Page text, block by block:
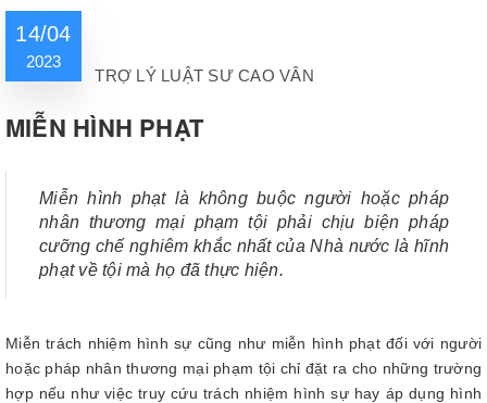
14/04
2023
TRỢ LÝ LUẬT SƯ CAO VÂN
MIỄN HÌNH PHẠT
Miễn hình phạt là không buộc người hoặc pháp
nhân thương mại phạm tội phải chịu biện pháp
cưỡng chế nghiêm khắc nhất của Nhà nước là hĩnh
phạt về tội mà họ đã thực hiện.
Miễn trách nhiệm hình sự cũng như miễn hình phạt đối với người
hoặc pháp nhân thương mại phạm tội chỉ đặt ra cho những trường
hợp nếu như việc truy cứu trách nhiệm hình sự hay áp dụng hình